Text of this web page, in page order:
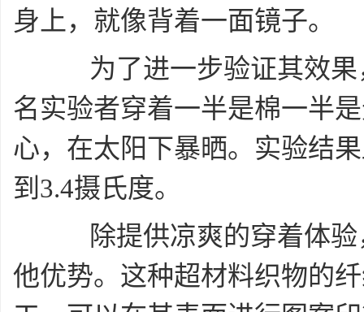
身上，就像背着一面镜子。
为了进一步验证其效果
名实验者穿着一半是棉一半
心，在太阳下暴晒。实验结
到3.4摄氏度。
除提供凉爽的穿着体验
他优势。这种超材料织物的